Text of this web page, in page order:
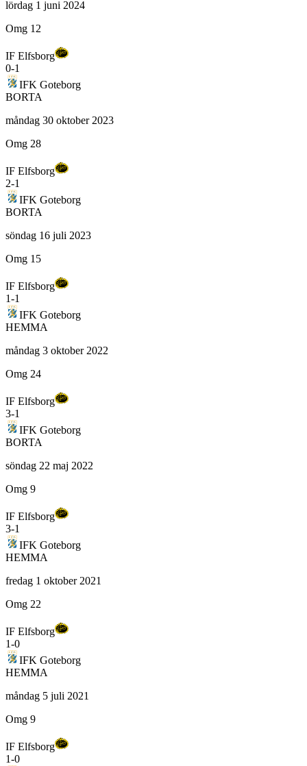
lördag 1 juni 2024
Omg 12
IF Elfsborg
0-1
IFK Goteborg
BORTA
måndag 30 oktober 2023
Omg 28
IF Elfsborg
2-1
IFK Goteborg
BORTA
söndag 16 juli 2023
Omg 15
IF Elfsborg
1-1
IFK Goteborg
HEMMA
måndag 3 oktober 2022
Omg 24
IF Elfsborg
3-1
IFK Goteborg
BORTA
söndag 22 maj 2022
Omg 9
IF Elfsborg
3-1
IFK Goteborg
HEMMA
fredag 1 oktober 2021
Omg 22
IF Elfsborg
1-0
IFK Goteborg
HEMMA
måndag 5 juli 2021
Omg 9
IF Elfsborg
1-0